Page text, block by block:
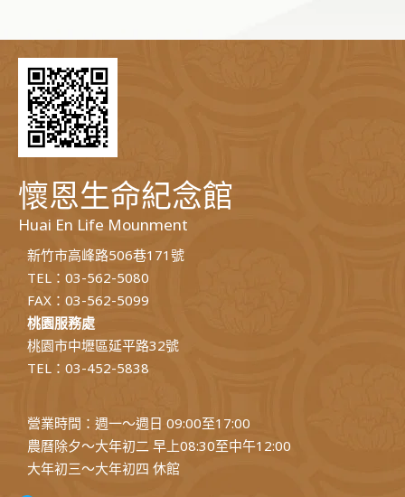
懷恩生命紀念館
Huai En Life Mounment
新竹市高峰路506巷171號
TEL：03-562-5080
FAX：03-562-5099
桃園服務處
桃園市中壢區延平路32號
TEL：03-452-5838
營業時間：週一～週日 09:00至17:00
農曆除夕～大年初二 早上08:30至中午12:00
大年初三～大年初四 休館